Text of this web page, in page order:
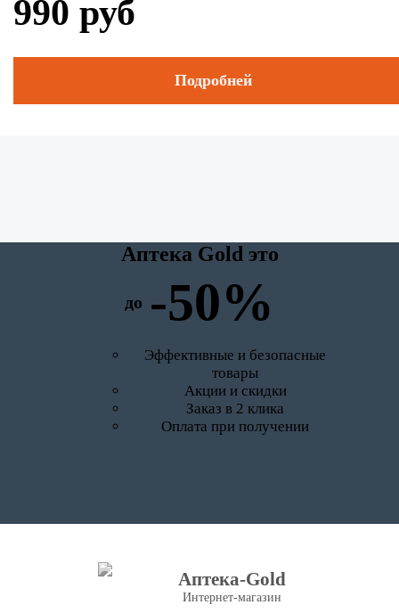
990 руб
Подробней
Аптека Gold это
до -50%
Эффективные и безопасные
товары
Акции и скидки
Заказ в 2 клика
Оплата при получении
Аптека-Gold
Интернет-магазин